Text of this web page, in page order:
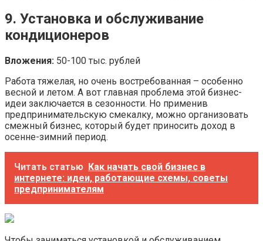
9. Установка и обслуживание
кондиционеров
Вложения: 50-100 тыс. рублей
Работа тяжелая, но очень востребованная – особенно
весной и летом. А вот главная проблема этой бизнес-
идеи заключается в сезонности. Но применив
предпринимательскую смекалку, можно организовать
смежный бизнес, который будет приносить доход в
осенне-зимний период.
Читать статью Как начать свой бизнес в
интернете: идеи, работающие схемы, советы
предпринимателям